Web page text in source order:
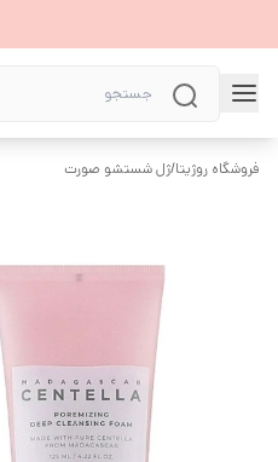
فروشگاه روژیتا/ژل شستشو صورت